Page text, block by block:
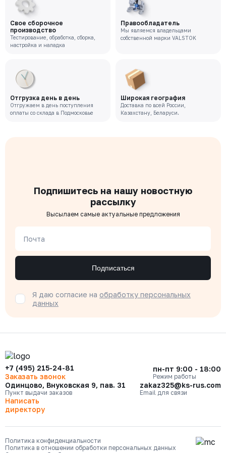
Цена с НДС
63 770 ₽
VR-221-02-0050-PN10-M
Цена с НДС
48 424 ₽
Свое сборочное
производство
Тестирование, обработка, сборка,
настройка и наладка
Правообладатель
Мы являемся владельцами
собственной марки VALSTOK
Отгрузка день в день
Отгружаем в день поступления
оплаты со склада в Подмосковье
Широкая география
Доставка по всей России,
Казахстану, Беларуси.
Подпишитесь на нашу новостную
рассылку
Высылаем самые актуальные предложения
Почта
Подписаться
Я даю согласие на обработку персональных
данных
+7 (495) 215-24-81
Заказать звонок
пн-пт 9:00 - 18:00
Режим работы
Одинцово, Внуковская 9, пав. 31
Пункт выдачи заказов
zakaz325@ks-rus.com
Email для связи
Написать
директору
Политика конфиденциальности
Политика в отношении обработки персональных данных